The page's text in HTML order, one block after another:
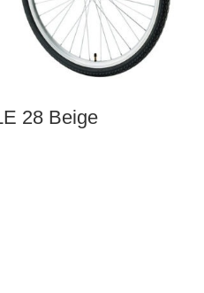
28 Beige